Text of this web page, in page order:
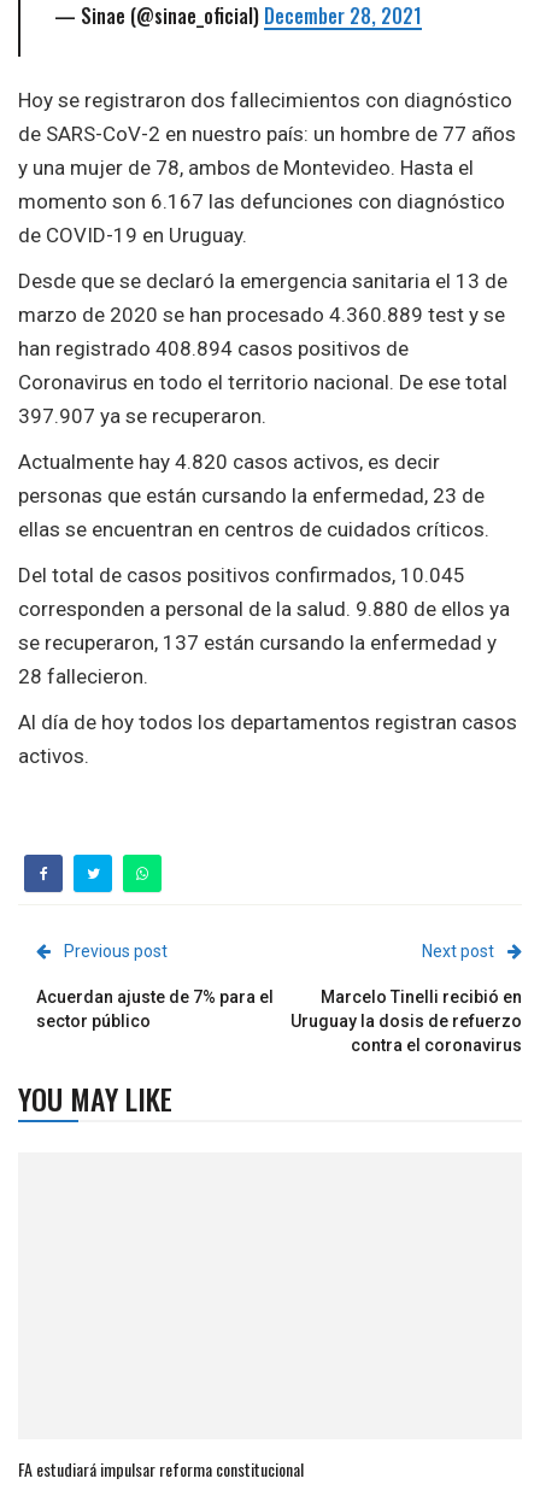
— Sinae (@sinae_oficial) December 28, 2021
Hoy se registraron dos fallecimientos con diagnóstico
de SARS-CoV-2 en nuestro país: un hombre de 77 años
y una mujer de 78, ambos de Montevideo. Hasta el
momento son 6.167 las defunciones con diagnóstico
de COVID-19 en Uruguay.
Desde que se declaró la emergencia sanitaria el 13 de
marzo de 2020 se han procesado 4.360.889 test y se
han registrado 408.894 casos positivos de
Coronavirus en todo el territorio nacional. De ese total
397.907 ya se recuperaron.
Actualmente hay 4.820 casos activos, es decir
personas que están cursando la enfermedad, 23 de
ellas se encuentran en centros de cuidados críticos.
Del total de casos positivos confirmados, 10.045
corresponden a personal de la salud. 9.880 de ellos ya
se recuperaron, 137 están cursando la enfermedad y
28 fallecieron.
Al día de hoy todos los departamentos registran casos
activos.
Previous post
Acuerdan ajuste de 7% para el
sector público
Next post
Marcelo Tinelli recibió en
Uruguay la dosis de refuerzo
contra el coronavirus
YOU MAY LIKE
FA estudiará impulsar reforma constitucional